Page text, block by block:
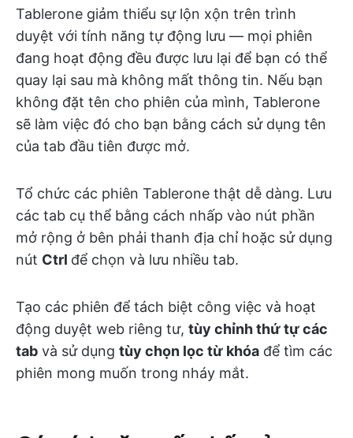
Tablerone giảm thiểu sự lộn xộn trên trình
duyệt với tính năng tự động lưu — mọi phiên
đang hoạt động đều được lưu lại để bạn có thể
quay lại sau mà không mất thông tin. Nếu bạn
không đặt tên cho phiên của mình, Tablerone
sẽ làm việc đó cho bạn bằng cách sử dụng tên
của tab đầu tiên được mở.
Tổ chức các phiên Tablerone thật dễ dàng. Lưu
các tab cụ thể bằng cách nhấp vào nút phần
mở rộng ở bên phải thanh địa chỉ hoặc sử dụng
nút Ctrl để chọn và lưu nhiều tab.
Tạo các phiên để tách biệt công việc và hoạt
động duyệt web riêng tư, tùy chỉnh thứ tự các
tab và sử dụng tùy chọn lọc từ khóa để tìm các
phiên mong muốn trong nháy mắt.